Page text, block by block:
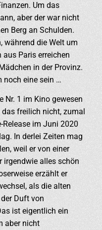
Um das
aber der war nicht
Berg an Schulden.
während die Welt um
Paris erreichen
in der Provinz.
noch eine sein …
Nr. 1 im Kino gewesen
freilich nicht, zumal
Release im Juni 2020
In derlei Zeiten mag
weil er von einer
irgendwie alles schön
erzählt er
als die alten
Duft von
ist eigentlich ein
aber nicht